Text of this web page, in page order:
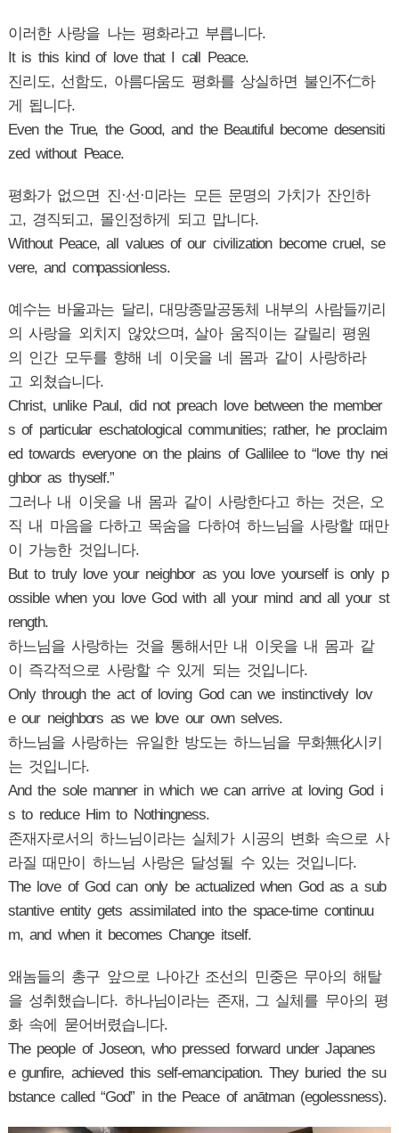
이러한 사랑을 나는 평화라고 부릅니다.
It is this kind of love that I call Peace.
진리도, 선함도, 아름다움도 평화를 상실하면 불인不仁하
게 됩니다.
Even the True, the Good, and the Beautiful become desensiti
zed without Peace.
평화가 없으면 진·선·미라는 모든 문명의 가치가 잔인하
고, 경직되고, 몰인정하게 되고 맙니다.
Without Peace, all values of our civilization become cruel, se
vere, and compassionless.
예수는 바울과는 달리, 대망종말공동체 내부의 사람들끼리
의 사랑을 외치지 않았으며, 살아 움직이는 갈릴리 평원
의 인간 모두를 향해 네 이웃을 네 몸과 같이 사랑하라
고 외쳤습니다.
Christ, unlike Paul, did not preach love between the member
s of particular eschatological communities; rather, he proclaim
ed towards everyone on the plains of Gallilee to “love thy nei
ghbor as thyself.”
그러나 내 이웃을 내 몸과 같이 사랑한다고 하는 것은, 오
직 내 마음을 다하고 목숨을 다하여 하느님을 사랑할 때만
이 가능한 것입니다.
But to truly love your neighbor as you love yourself is only p
ossible when you love God with all your mind and all your st
rength.
하느님을 사랑하는 것을 통해서만 내 이웃을 내 몸과 같
이 즉각적으로 사랑할 수 있게 되는 것입니다.
Only through the act of loving God can we instinctively lov
e our neighbors as we love our own selves.
하느님을 사랑하는 유일한 방도는 하느님을 무화無化시키
는 것입니다.
And the sole manner in which we can arrive at loving God i
s to reduce Him to Nothingness.
존재자로서의 하느님이라는 실체가 시공의 변화 속으로 사
라질 때만이 하느님 사랑은 달성될 수 있는 것입니다.
The love of God can only be actualized when God as a sub
stantive entity gets assimilated into the space-time continuu
m, and when it becomes Change itself.
왜놈들의 총구 앞으로 나아간 조선의 민중은 무아의 해탈
을 성취했습니다. 하나님이라는 존재, 그 실체를 무아의 평
화 속에 묻어버렸습니다.
The people of Joseon, who pressed forward under Japanes
e gunfire, achieved this self-emancipation. They buried the su
bstance called “God” in the Peace of anātman (egolessness).